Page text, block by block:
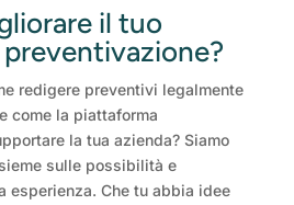
il tuo
redigere preventivi legalmente
come la piattaforma
la tua azienda? Siamo
sulle possibilità e
esperienza. Che tu abbia idee